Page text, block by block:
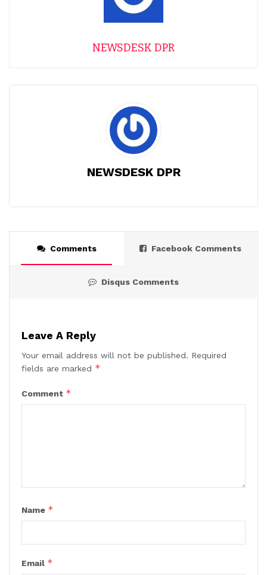
NEWSDESK DPR
NEWSDESK DPR
Comments Facebook Comments
Disqus Comments
Leave A Reply
Your email address will not be published. Required
fields are marked *
Comment *
Name *
Email *